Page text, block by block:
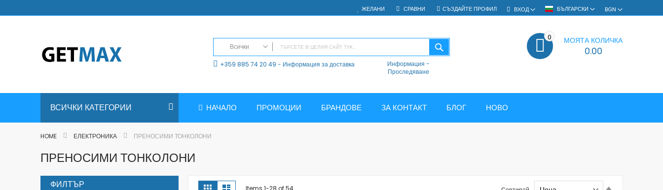
BGN
БЪЛГАРСКИ
ЖЕЛАНИ СРАВНИ ВХОД
СЪЗДАЙТЕ ПРОФИЛ
Всички
ВСИЧКИ
Мобилни Телефони
Таблети
SD карти
+359 885 74 20 49 - Информация за доставка Информация -
Проследяване
МОЯТА КОЛИЧКА
0.00
0
ВСИЧКИ КАТЕГОРИИ НАЧАЛО ПРОМОЦИИ БРАНДОВЕ ЗА КОНТАКТ БЛОГ НОВО
HOME ЕЛЕКТРОНИКА ПРЕНОСИМИ ТОНКОЛОНИ
ПРЕНОСИМИ ТОНКОЛОНИ
View
ТаблицаСписък
ФИЛТЪР